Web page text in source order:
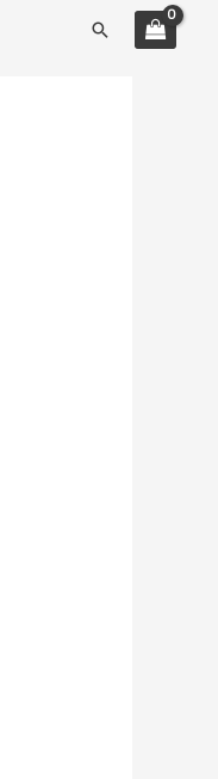
Rechercher